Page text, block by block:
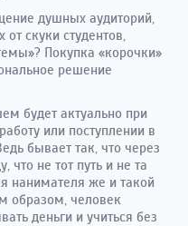
душных аудиторий,
скуки студентов,
Покупка «корочки»
решение
будет актуально при
или поступлении в
бывает так, что через
что не тот путь и не та
нанимателя же и такой
образом, человек
деньги и учиться без